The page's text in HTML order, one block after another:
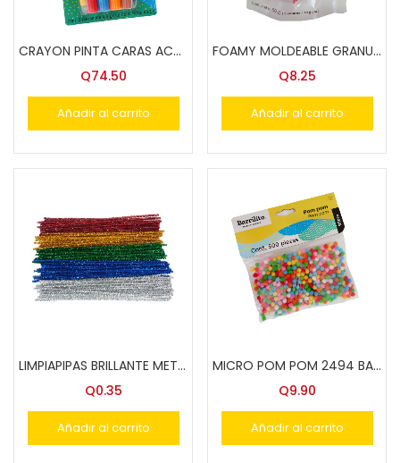
CRAYON PINTA CARAS ACME EST.9 COLORES CRY9
Q74.50
Añadir al carrito
FOAMY MOLDEABLE GRANULADO BARRILITO 50GRS. MIX 5 COLS 1391
Q8.25
Añadir al carrito
LIMPIAPIPAS BRILLANTE METALICO COLS. SURT.BARRILITO
Q0.35
Añadir al carrito
MICRO POM POM 2494 BARRILITO
Q9.90
Añadir al carrito